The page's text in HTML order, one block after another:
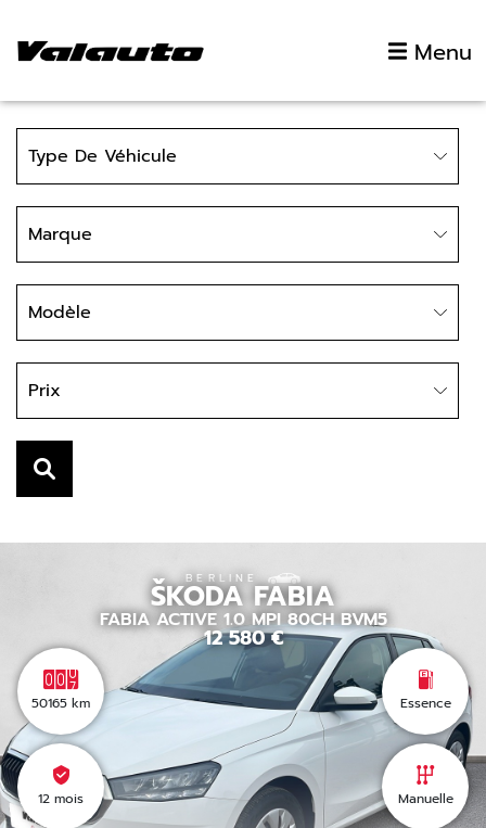
Menu
Type De Véhicule
Marque
Modèle
Prix
BERLINE
ŠKODA FABIA
FABIA ACTIVE 1.0 MPI 80CH BVM5
12 580 €
50165 km
12 mois
Essence
Manuelle